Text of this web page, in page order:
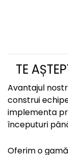
TE
Avantajul
construi
implementa
începuturi
Oferim o